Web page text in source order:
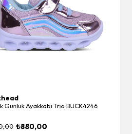
Günlük Ayakkabı Trio BUCK4246
₺880,00